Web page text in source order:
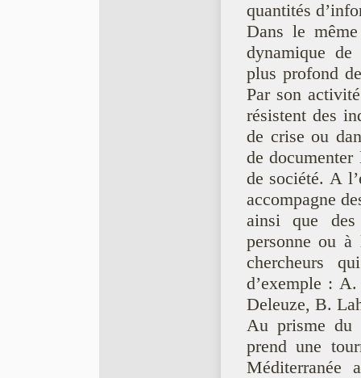
quantités
Dans le
dynamique de
plus profond
Par son
résistent des
de crise ou
de documenter
de société. A
accompagne
ainsi que
personne ou
chercheurs
d’exemple :
Deleuze, B.
Au prisme du
prend une
Méditerranée